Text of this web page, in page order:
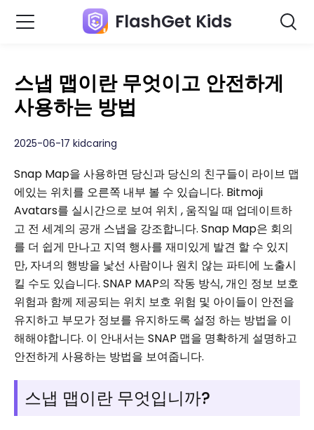
FlashGet Kids
스냅 맵이란 무엇이고 안전하게
사용하는 방법
2025-06-17 kidcaring
Snap Map을 사용하면 당신과 당신의 친구들이 라이브 맵
에있는 위치를 오른쪽 내부 볼 수 있습니다. Bitmoji
Avatars를 실시간으로 보여 위치 , 움직일 때 업데이트하
고 전 세계의 공개 스냅을 강조합니다. Snap Map은 회의
를 더 쉽게 만나고 지역 행사를 재미있게 발견 할 수 있지
만, 자녀의 행방을 낯선 사람이나 원치 않는 파티에 노출시
킬 수도 있습니다. SNAP MAP의 작동 방식, 개인 정보 보호
위험과 함께 제공되는 위치 보호 위험 및 아이들이 안전을
유지하고 부모가 정보를 유지하도록 설정 하는 방법을 이
해해야합니다. 이 안내서는 SNAP 맵을 명확하게 설명하고
안전하게 사용하는 방법을 보여줍니다.
스냅 맵이란 무엇입니까?